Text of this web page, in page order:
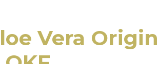
Vera